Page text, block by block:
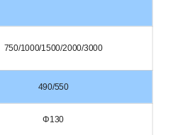
750/1000/1500/2000/3000
490/550
Φ130